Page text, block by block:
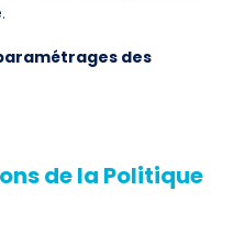
des
de la Politique